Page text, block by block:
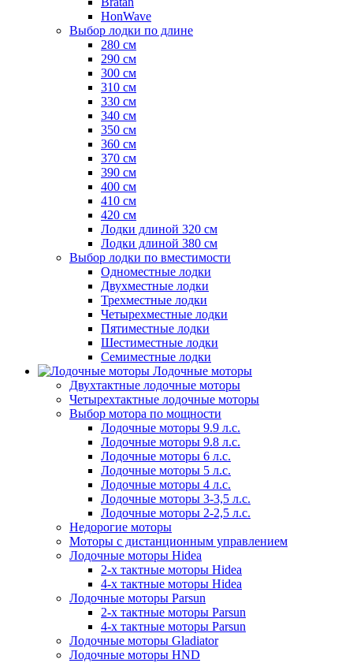
HonWave
Выбор лодки по длине
280 см
290 см
300 см
310 см
330 см
340 см
350 см
360 см
370 см
390 см
400 см
410 см
420 см
Лодки длиной 320 см
Лодки длиной 380 см
Выбор лодки по вместимости
Одноместные лодки
Двухместные лодки
Трехместные лодки
Четырехместные лодки
Пятиместные лодки
Шестиместные лодки
Семиместные лодки
Лодочные моторы
Двухтактные лодочные моторы
Четырехтактные лодочные моторы
Выбор мотора по мощности
Лодочные моторы 9.9 л.с.
Лодочные моторы 9.8 л.с.
Лодочные моторы 6 л.с.
Лодочные моторы 5 л.с.
Лодочные моторы 4 л.с.
Лодочные моторы 3-3,5 л.с.
Лодочные моторы 2-2,5 л.с.
Недорогие моторы
Моторы с дистанционным управлением
Лодочные моторы Hidea
2-х тактные моторы Hidea
4-х тактные моторы Hidea
Лодочные моторы Parsun
2-х тактные моторы Parsun
4-х тактные моторы Parsun
Лодочные моторы Gladiator
Лодочные моторы HND